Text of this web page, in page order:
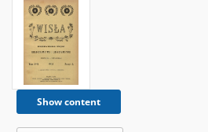
Show content